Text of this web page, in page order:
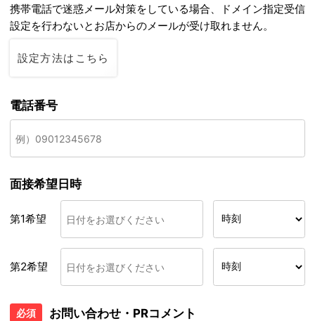
携帯電話で迷惑メール対策をしている場合、ドメイン指定受信
設定を行わないとお店からのメールが受け取れません。
設定方法はこちら
電話番号
面接希望日時
第1希望
第2希望
必須 お問い合わせ・PRコメント